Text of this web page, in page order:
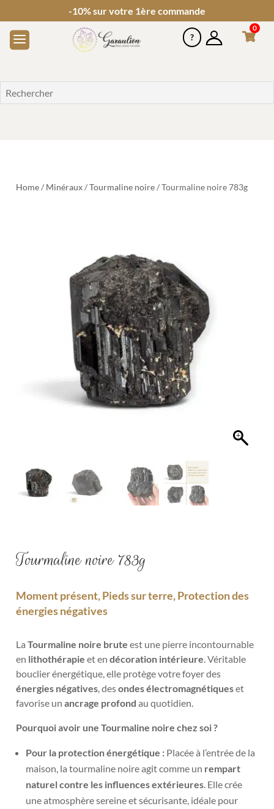
-10% sur votre 1ère commande
0
Home/ Minéraux/Tourmaline noire/ Tourmaline noire 783g
Tourmaline noire 783g
Moment présent, Pieds sur terre, Protection des
énergies négatives
LaTourmaline noire brute est une pierre incontournable
en lithothérapie et endécoration intérieure . Véritable
bouclier énergétique, elle protège votre foyer des
énergies négatives , desondes électromagnétiqueset
favorise unancrage profond au quotidien.
Pourquoi avoir une Tourmaline noire chez soi ?
Pour la protection énergétique : Placée à l’entrée de la
maison, la tourmaline noire agit comme un rempart
naturel contre les influences extérieures . Elle crée
une atmosphère sereine et sécurisante, idéale pour